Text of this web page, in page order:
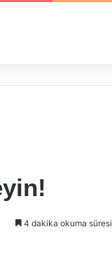
4 dakika okuma süresi